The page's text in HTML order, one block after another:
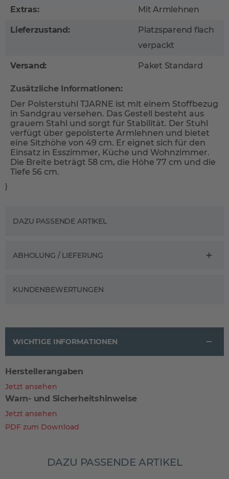
Extras: Mit Armlehnen
Lieferzustand:
Platzsparend flach
verpackt
Versand: Paket Standard
Zusätzliche Informationen:
Der Polsterstuhl TJARNE ist mit einem Stoffbezug
in Sandgrau versehen. Das Gestell besteht aus
grauem Stahl und sorgt für Stabilität. Der Stuhl
verfügt über gepolsterte Armlehnen und bietet
eine Sitzhöhe von 49 cm. Er eignet sich für den
Einsatz in Esszimmer, Küche und Wohnzimmer.
Die Breite beträgt 58 cm, die Höhe 77 cm und die
Tiefe 56 cm.
}
DAZU PASSENDE ARTIKEL
ABHOLUNG / LIEFERUNG
KUNDENBEWERTUNGEN
WICHTIGE INFORMATIONEN
Herstellerangaben
Jetzt ansehen
Warn- und Sicherheitshinweise
Jetzt ansehen
PDF zum Download
DAZU PASSENDE ARTIKEL